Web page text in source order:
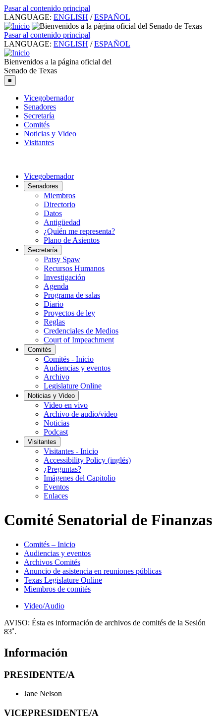
Pasar al contenido principal
LANGUAGE: ENGLISH / ESPAÑOL
Pasar al contenido principal
LANGUAGE: ENGLISH / ESPAÑOL
Bienvenidos a la página oficial del
Senado de Texas
≡
Vicegobernador
Senadores
Secretaría
Comités
Noticias y Video
Visitantes
Vicegobernador
Senadores
Miembros
Directorio
Datos
Antigüedad
¿Quién me representa?
Plano de Asientos
Secretaría
Patsy Spaw
Recursos Humanos
Investigación
Agenda
Programa de salas
Diario
Proyectos de ley
Reglas
Credenciales de Medios
Court of Impeachment
Comités
Comités - Inicio
Audiencias y eventos
Archivo
Legislature Online
Noticias y Video
Video en vivo
Archivo de audio/video
Noticias
Podcast
Visitantes
Visitantes - Inicio
Accessibility Policy (inglés)
¿Preguntas?
Imágenes del Capitolio
Eventos
Enlaces
Comité Senatorial de Finanzas
Comités – Inicio
Audiencias y eventos
Archivos Comités
Anuncio de asistencia en reuniones públicas
Texas Legislature Online
Miembros de comités
Video/Audio
AVISO: Ésta es información de archivos de comités de la Sesión
83˚.
Información
PRESIDENTE/A
Jane Nelson
VICEPRESIDENTE/A